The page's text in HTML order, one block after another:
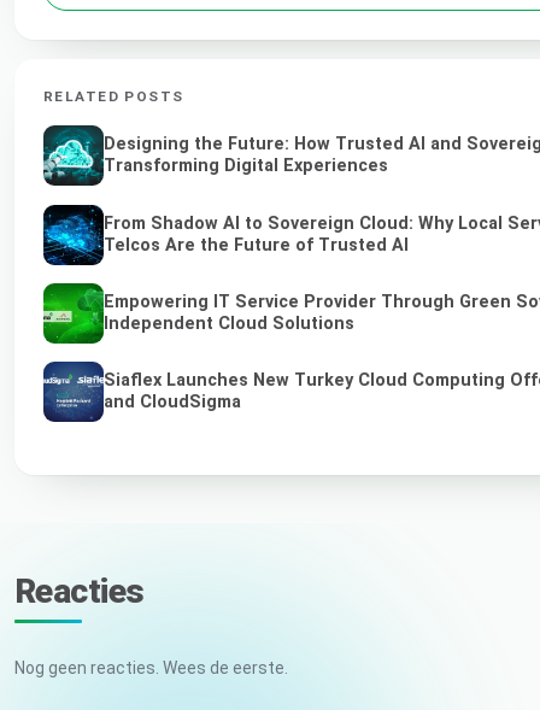
RELATED POSTS
Designing the Future: How Trusted AI and
Transforming Digital Experiences
From Shadow AI to Sovereign Cloud: Why Local
Telcos Are the Future of Trusted AI
Empowering IT Service Provider Through Green
Independent Cloud Solutions
Siaflex Launches New Turkey Cloud Computing
and CloudSigma
Reacties
Nog geen reacties. Wees de eerste.